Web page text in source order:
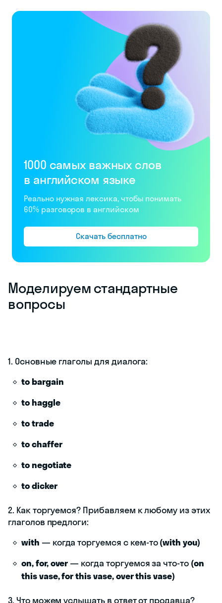
1000 самых важных слов
в английском языке
Реально нужная лексика, чтобы понимать
60% разговоров в английском
Скачать бесплатно
Моделируем стандартные
вопросы
1. Основные глаголы для диалога:
to bargain
to haggle
to trade
to chaffer
to negotiate
to dicker
2. Как торгуемся? Прибавляем к любому из этих
глаголов предлоги:
with — когда торгуемся с кем-то(with you)
on, for, over— когда торгуемся за что-то (on
this vase, for this vase, over this vase)
3. Что можем услышать в ответ от продавца?